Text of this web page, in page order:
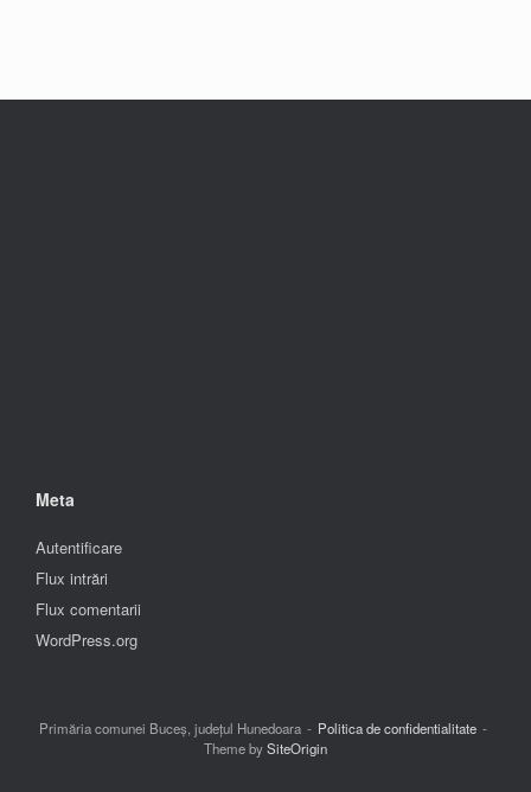
Meta
Autentificare
Flux intrări
Flux comentarii
WordPress.org
Primăria comunei Buceș, județul Hunedoara
Politica de confidentialitate
Theme bySiteOrigin